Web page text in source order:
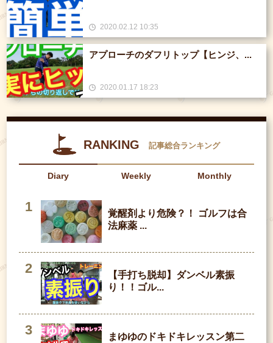
2020.02.12 10:35
アプローチのダフリトップ【ヒンジ、...
2020.01.17 18:23
RANKING 記事総合ランキング
Diary Weekly Monthly
覚醒剤より危険？！ ゴルフは合
法麻薬 ...
【手打ち脱却】ダンベル素振
り！！ゴル...
まゆゆのドキドキレッスン第二